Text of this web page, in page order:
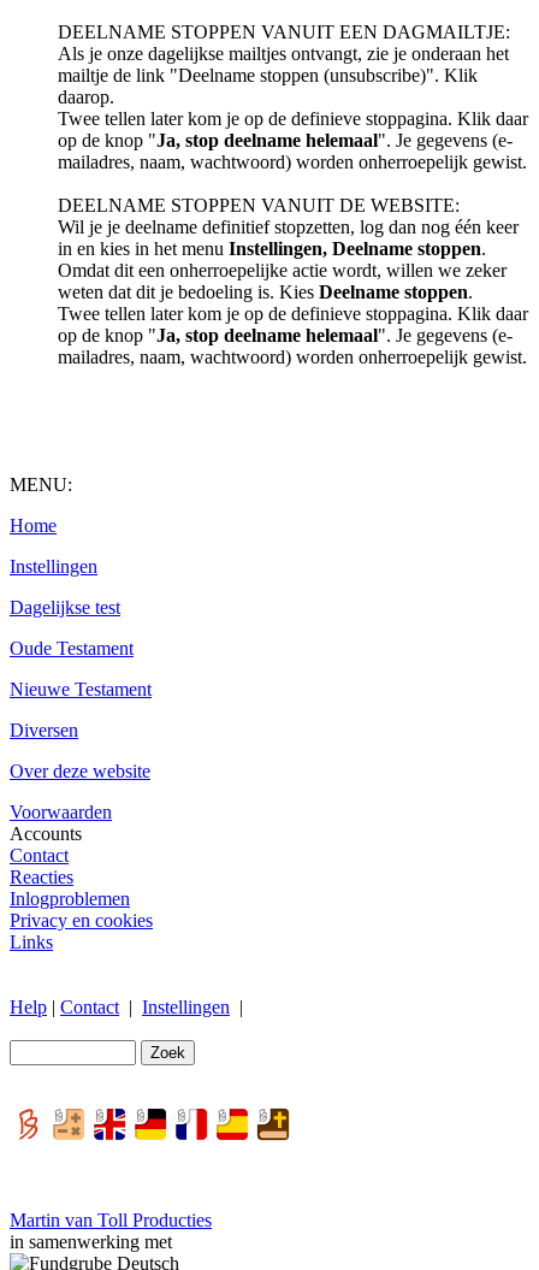
DEELNAME STOPPEN VANUIT EEN DAGMAILTJE:
Als je onze dagelijkse mailtjes ontvangt, zie je onderaan het
mailtje de link "Deelname stoppen (unsubscribe)". Klik
daarop.
Twee tellen later kom je op de definieve stoppagina. Klik daar
op de knop "Ja, stop deelname helemaal". Je gegevens (e-
mailadres, naam, wachtwoord) worden onherroepelijk gewist.
DEELNAME STOPPEN VANUIT DE WEBSITE:
Wil je je deelname definitief stopzetten, log dan nog één keer
in en kies in het menu Instellingen, Deelname stoppen.
Omdat dit een onherroepelijke actie wordt, willen we zeker
weten dat dit je bedoeling is. Kies Deelname stoppen.
Twee tellen later kom je op de definieve stoppagina. Klik daar
op de knop "Ja, stop deelname helemaal". Je gegevens (e-
mailadres, naam, wachtwoord) worden onherroepelijk gewist.
MENU:
Home
Instellingen
Dagelijkse test
Oude Testament
Nieuwe Testament
Diversen
Over deze website
Voorwaarden
Accounts
Contact
Reacties
Inlogproblemen
Privacy en cookies
Links
Help | Contact | Instellingen |
Martin van Toll Producties
in samenwerking met